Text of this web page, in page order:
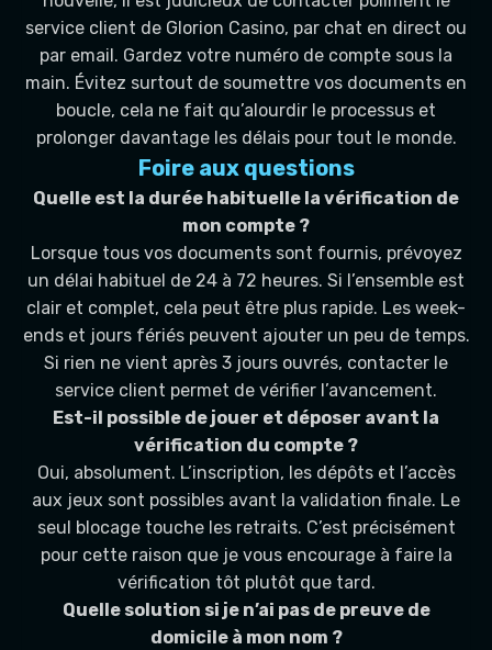
service client de Glorion Casino, par chat en direct ou
par email. Gardez votre numéro de compte sous la
main. Évitez surtout de soumettre vos documents en
boucle, cela ne fait qu’alourdir le processus et
prolonger davantage les délais pour tout le monde.
Foire aux questions
Quelle est la durée habituelle la vérification de
mon compte ?
Lorsque tous vos documents sont fournis, prévoyez
un délai habituel de 24 à 72 heures. Si l’ensemble est
clair et complet, cela peut être plus rapide. Les week-
ends et jours fériés peuvent ajouter un peu de temps.
Si rien ne vient après 3 jours ouvrés, contacter le
service client permet de vérifier l’avancement.
Est-il possible de jouer et déposer avant la
vérification du compte ?
Oui, absolument. L’inscription, les dépôts et l’accès
aux jeux sont possibles avant la validation finale. Le
seul blocage touche les retraits. C’est précisément
pour cette raison que je vous encourage à faire la
vérification tôt plutôt que tard.
Quelle solution si je n’ai pas de preuve de
domicile à mon nom ?